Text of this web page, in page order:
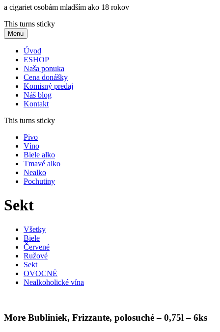
a cigariet osobám mladším ako 18 rokov
This turns sticky
Menu
Úvod
ESHOP
Naša ponuka
Cena donášky
Komisný predaj
Náš blog
Kontakt
This turns sticky
Pivo
Víno
Biele alko
Tmavé alko
Nealko
Pochutiny
Sekt
Všetky
Biele
Červené
Ružové
Sekt
OVOCNÉ
Nealkoholické vína
More Bubliniek, Frizzante, polosuché – 0,75l – 6ks